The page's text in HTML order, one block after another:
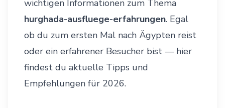
wichtigen Informationen zum Thema
hurghada-ausfluege-erfahrungen. Egal
ob du zum ersten Mal nach Ägypten reist
oder ein erfahrener Besucher bist — hier
findest du aktuelle Tipps und
Empfehlungen für 2026.